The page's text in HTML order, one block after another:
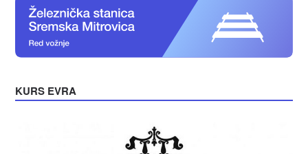
KURS EVRA